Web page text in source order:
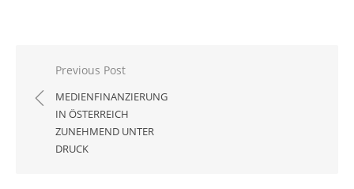
Beitragsnavigation
Previous Post
MEDIENFINANZIERUNG
IN ÖSTERREICH
ZUNEHMEND UNTER
DRUCK